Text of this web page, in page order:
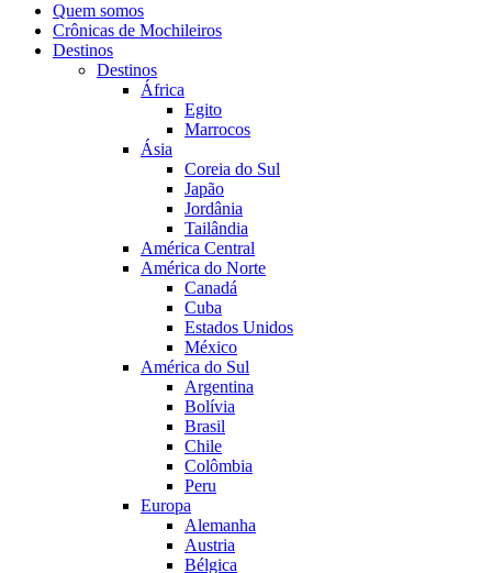
Quem somos
Crônicas de Mochileiros
Destinos
Destinos
África
Egito
Marrocos
Ásia
Coreia do Sul
Japão
Jordânia
Tailândia
América Central
América do Norte
Canadá
Cuba
Estados Unidos
México
América do Sul
Argentina
Bolívia
Brasil
Chile
Colômbia
Peru
Europa
Alemanha
Austria
Bélgica